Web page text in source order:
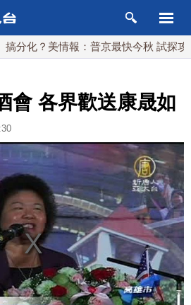
？美情報：普京最快今秋 試探攻擊北約
會 各界歡送康晟如